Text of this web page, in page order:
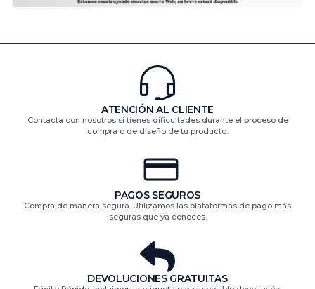
ATENCIÓN AL CLIENTE
Contacta con nosotros si tienes dificultades durante el proceso de
compra o de diseño de tu producto.
PAGOS SEGUROS
Compra de manera segura. Utilizamos las plataformas de pago más
seguras que ya conoces.
DEVOLUCIONES GRATUITAS​